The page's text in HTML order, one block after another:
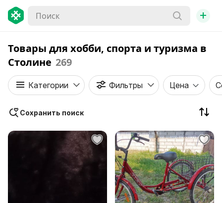
+
Товары для хобби, спорта и туризма в
Столине 269
Категории Фильтры Цена
Сохранить поиск